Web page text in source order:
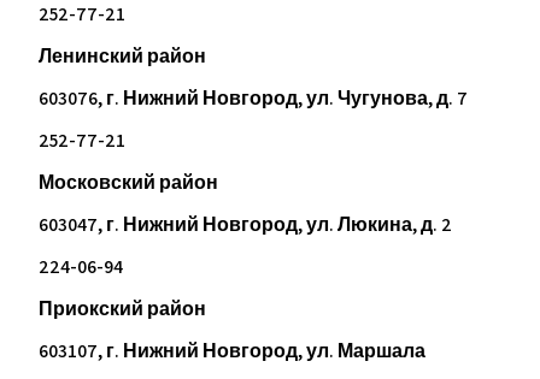
252-77-21
Ленинский район
603076, г. Нижний Новгород, ул. Чугунова, д. 7
252-77-21
Московский район
603047, г. Нижний Новгород, ул. Люкина, д. 2
224-06-94
Приокский район
603107, г. Нижний Новгород, ул. Маршала